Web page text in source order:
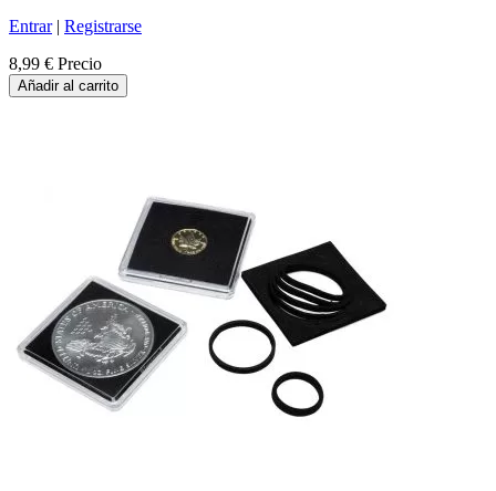
Entrar| Registrarse
8,99 € Precio
Añadir al carrito